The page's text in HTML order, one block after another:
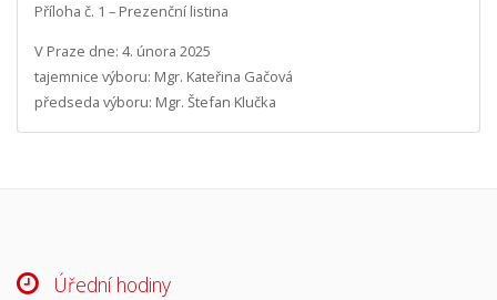
Příloha č. 1 – Prezenční listina
V Praze dne: 4. února 2025
tajemnice výboru: Mgr. Kateřina Gačová
předseda výboru: Mgr. Štefan Klučka
Úřední hodiny